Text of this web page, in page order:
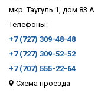
мкр. Таугуль 1, дом 83 А
Телефоны:
+7 (727) 309-48-48
+7 (727) 309-52-52
+7 (707) 555-22-64
Схема проезда